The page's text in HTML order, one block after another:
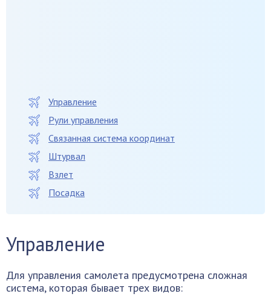
Управление
Рули управления
Связанная система координат
Штурвал
Взлет
Посадка
Управление
Для управления самолета предусмотрена сложная
система, которая бывает трех видов: